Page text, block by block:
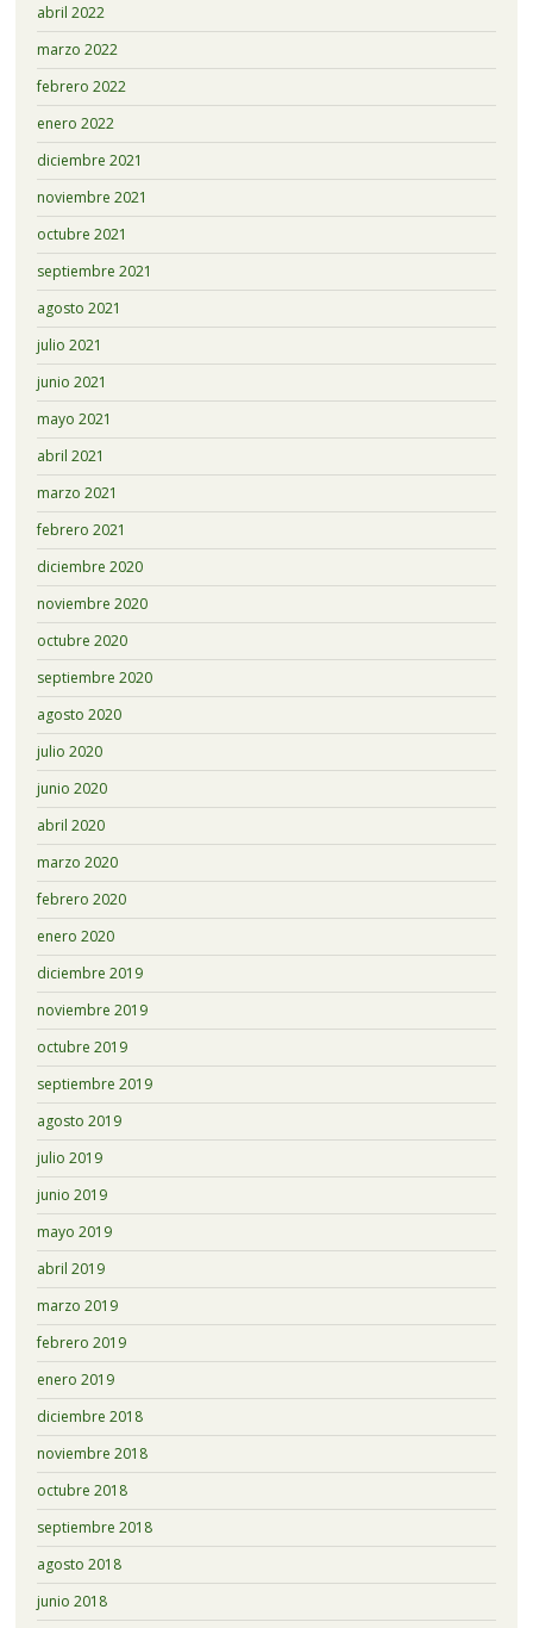
abril 2022
marzo 2022
febrero 2022
enero 2022
diciembre 2021
noviembre 2021
octubre 2021
septiembre 2021
agosto 2021
julio 2021
junio 2021
mayo 2021
abril 2021
marzo 2021
febrero 2021
diciembre 2020
noviembre 2020
octubre 2020
septiembre 2020
agosto 2020
julio 2020
junio 2020
abril 2020
marzo 2020
febrero 2020
enero 2020
diciembre 2019
noviembre 2019
octubre 2019
septiembre 2019
agosto 2019
julio 2019
junio 2019
mayo 2019
abril 2019
marzo 2019
febrero 2019
enero 2019
diciembre 2018
noviembre 2018
octubre 2018
septiembre 2018
agosto 2018
junio 2018